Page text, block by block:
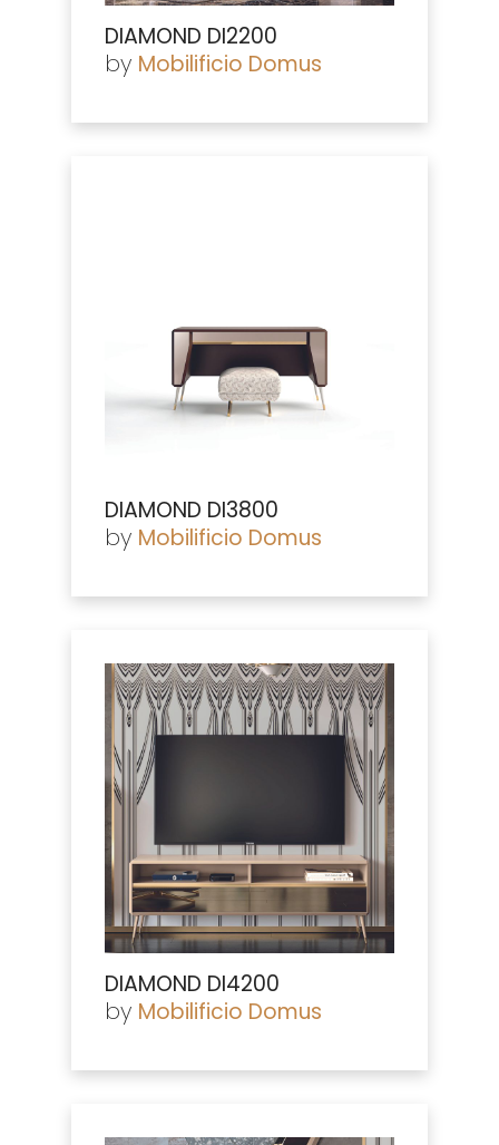
DIAMOND DI2200
by Mobilificio Domus
DIAMOND DI3800
by Mobilificio Domus
DIAMOND DI4200
by Mobilificio Domus